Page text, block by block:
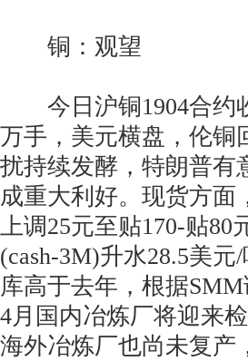
铜：观望
今日沪铜1904合约收
万手，美元横盘，伦铜
扰持续发酵，特朗普有
成重大利好。现货方面
上调25元至贴170-贴80
(cash-3M)升水28.5美
库高于去年，根据
4月国内冶炼厂将迎来
海外冶炼厂也尚未复产